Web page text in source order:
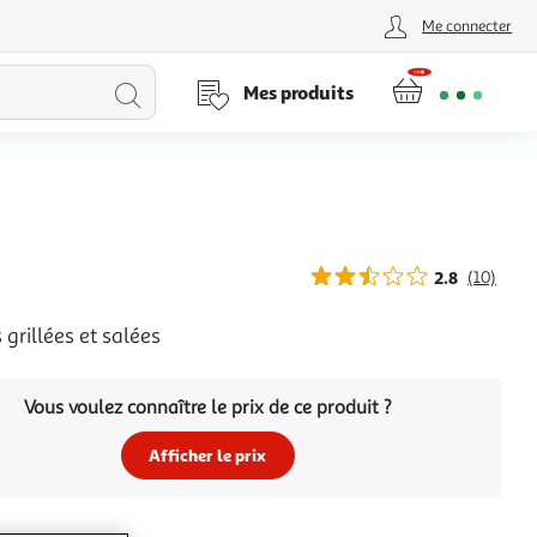
Me connecter
Lancer
Mes produits
2.8 (10)
grillées et salées
Vous voulez connaître le prix de ce produit ?
Afficher le prix